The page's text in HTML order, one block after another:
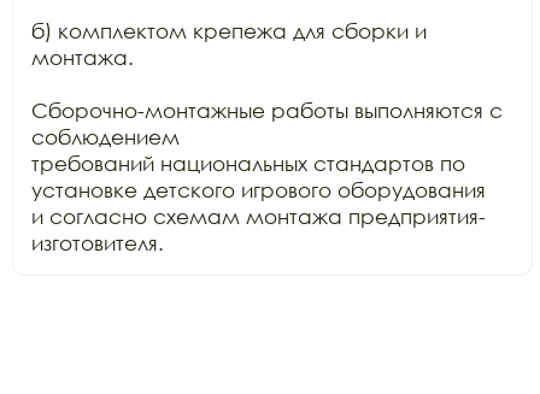
б) комплектом крепежа для сборки и
монтажа.
Сборочно-монтажные работы выполняются с
соблюдением
требований национальных стандартов по
установке детского игрового оборудования
и согласно схемам монтажа предприятия-
изготовителя.